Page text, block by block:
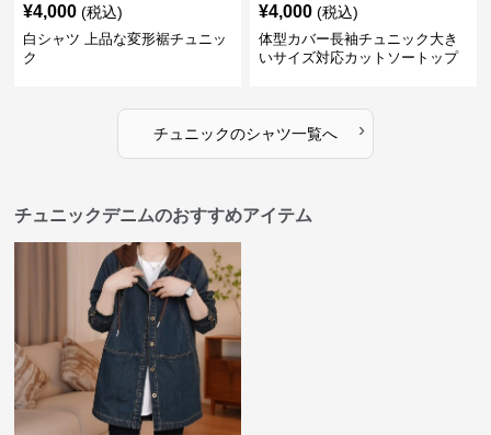
¥4,000 (税込)
白シャツ 上品な変形裾チュニッ
ク
¥4,000 (税込)
体型カバー長袖チュニック大き
いサイズ対応カットソートップ
チュニックのシャツ一覧へ ›
チュニックデニムのおすすめアイテム